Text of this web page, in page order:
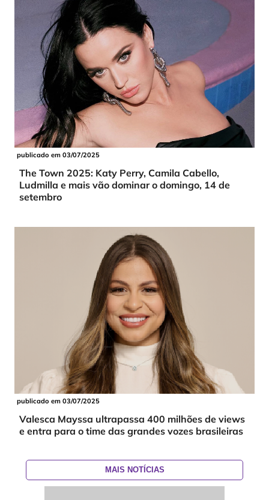
publicado em 03/07/2025
The Town 2025: Katy Perry, Camila Cabello,
Ludmilla e mais vão dominar o domingo, 14 de
setembro
publicado em 03/07/2025
Valesca Mayssa ultrapassa 400 milhões de views
e entra para o time das grandes vozes brasileiras
MAIS NOTÍCIAS